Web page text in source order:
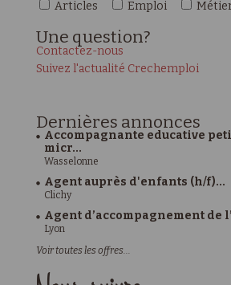
Articles Emploi
Une question?
Contactez-nous
Suivez l'actualité Crechemploi
Dernières annonces
Accompagnante educative
micr...
Wasselonne
Agent auprès d'enfants (h/f)...
Clichy
Agent d’accompagnement de
Lyon
Voir toutes les offres...